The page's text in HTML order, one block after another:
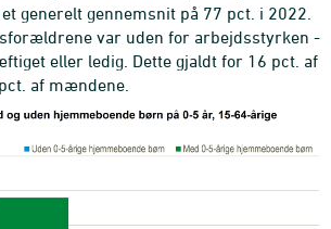
generelt gennemsnit på 77 pct. i 2022.
var uden for arbejdsstyrken -
eller ledig. Dette gjaldt for 16 pct. af
af mændene.